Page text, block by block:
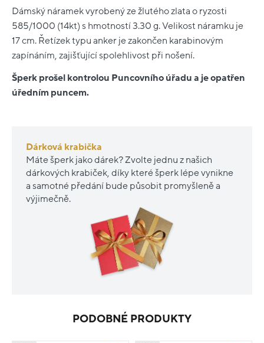
Dámský náramek vyrobený ze žlutého zlata o ryzosti
585/1000 (14kt) s hmotností 3.30 g. Velikost náramku je
17 cm. Řetízek typu anker je zakončen karabinovým
zapínáním, zajišťující spolehlivost při nošení.
Šperk prošel kontrolou Puncovního úřadu a je opatřen
úředním puncem.
Dárková krabička
Máte šperk jako dárek? Zvolte jednu z našich
dárkových krabiček, díky které šperk lépe vynikne
a samotné předání bude působit promyšleně a
výjimečně.
PODOBNÉ PRODUKTY